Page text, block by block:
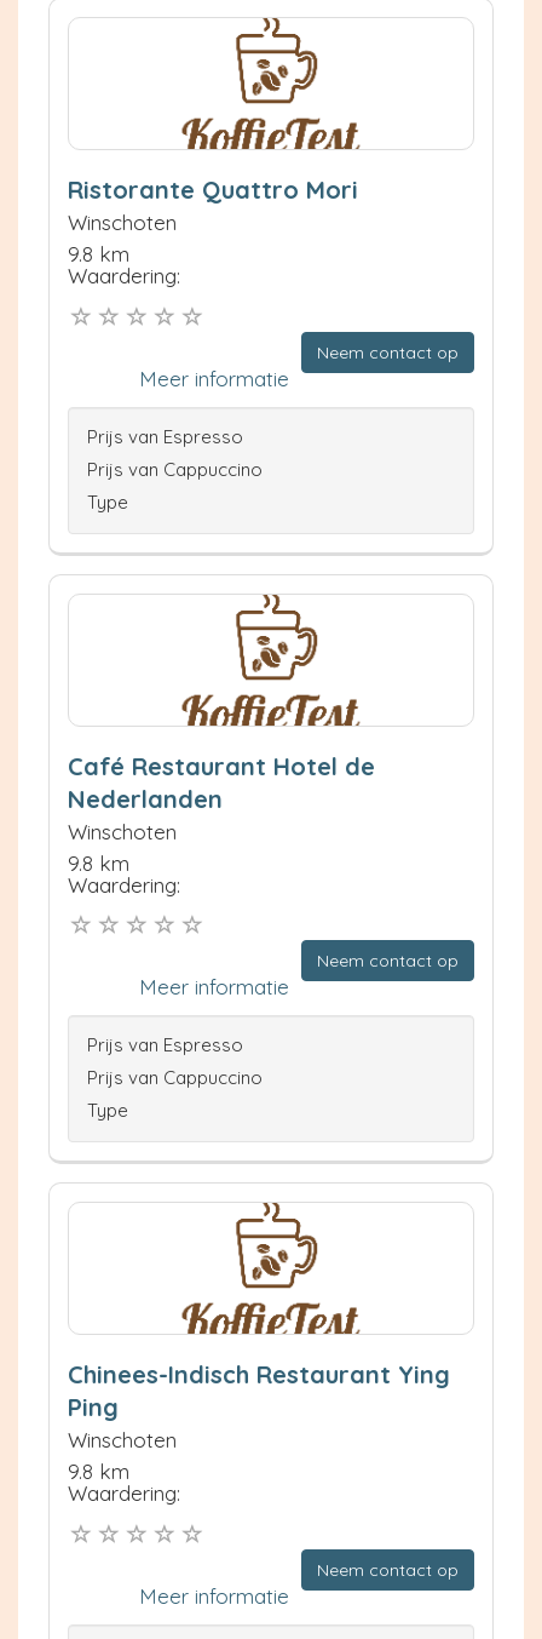
Ristorante Quattro Mori
Winschoten
9.8 km
Waardering:
Neem contact op
Meer informatie
Prijs van Espresso
Prijs van Cappuccino
Type
Café Restaurant Hotel de
Nederlanden
Winschoten
9.8 km
Waardering:
Neem contact op
Meer informatie
Prijs van Espresso
Prijs van Cappuccino
Type
Chinees-Indisch Restaurant Ying
Ping
Winschoten
9.8 km
Waardering:
Neem contact op
Meer informatie